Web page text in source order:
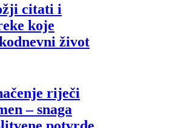
citati i
koje
život
riječi
– snaga